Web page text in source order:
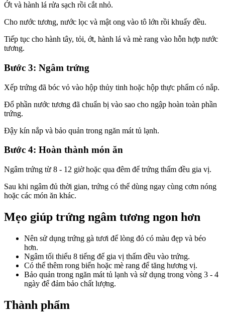
Ớt và hành lá rửa sạch rồi cắt nhỏ.
Cho nước tương, nước lọc và mật ong vào tô lớn rồi khuấy đều.
Tiếp tục cho hành tây, tỏi, ớt, hành lá và mè rang vào hỗn hợp nước
tương.
Bước 3: Ngâm trứng
Xếp trứng đã bóc vỏ vào hộp thủy tinh hoặc hộp thực phẩm có nắp.
Đổ phần nước tương đã chuẩn bị vào sao cho ngập hoàn toàn phần
trứng.
Đậy kín nắp và bảo quản trong ngăn mát tủ lạnh.
Bước 4: Hoàn thành món ăn
Ngâm trứng từ 8 - 12 giờ hoặc qua đêm để trứng thấm đều gia vị.
Sau khi ngâm đủ thời gian, trứng có thể dùng ngay cùng cơm nóng
hoặc các món ăn khác.
Mẹo giúp trứng ngâm tương ngon hơn
Nên sử dụng trứng gà tươi để lòng đỏ có màu đẹp và béo
hơn.
Ngâm tối thiểu 8 tiếng để gia vị thấm đều vào trứng.
Có thể thêm rong biển hoặc mè rang để tăng hương vị.
Bảo quản trong ngăn mát tủ lạnh và sử dụng trong vòng 3 - 4
ngày để đảm bảo chất lượng.
Thành phẩm